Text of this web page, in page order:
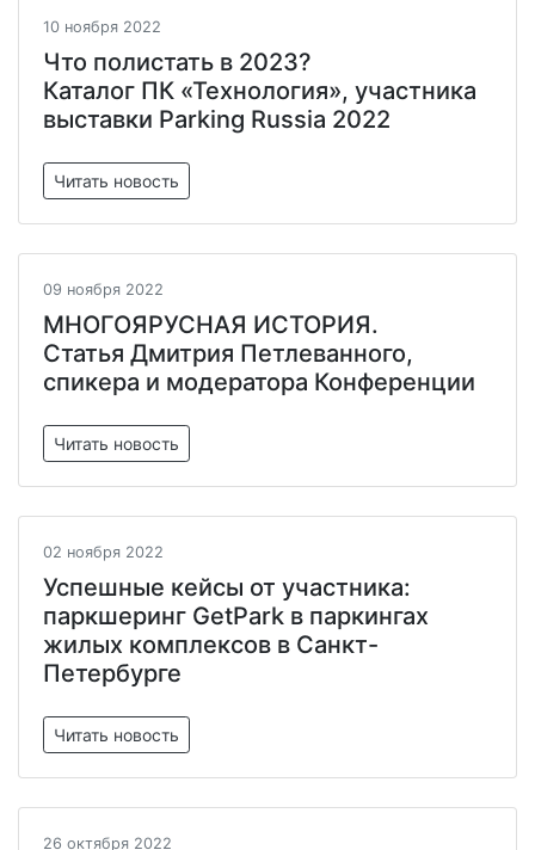
10 ноября 2022
Что полистать в 2023?
Каталог ПК «Технология», участника
выставки Parking Russia 2022
Читать новость
09 ноября 2022
МНОГОЯРУСНАЯ ИСТОРИЯ.
Статья Дмитрия Петлеванного,
спикера и модератора Конференции
Читать новость
02 ноября 2022
Успешные кейсы от участника:
паркшеринг GetPark в паркингах
жилых комплексов в Санкт-
Петербурге
Читать новость
26 октября 2022